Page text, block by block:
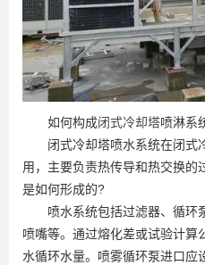
如何构成闭式冷却塔喷淋系
闭式冷却塔喷水系统在闭式
用，主要负责热传导和热交换的
是如何形成的?
喷水系统包括过滤器、循环泵
喷嘴等。通过熔化差或试验计算
水循环水量。喷雾循环泵进口应